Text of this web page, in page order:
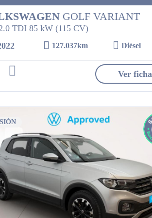
GOLF VARIANT
TDI 85 kW (115 CV)
127.037km Diésel
Ver ficha